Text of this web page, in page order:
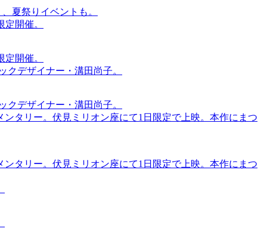
夏祭りイベントも。
開催。
開催。
デザイナー・溝田尚子。
デザイナー・溝田尚子。
タリー。伏見ミリオン座にて1日限定で上映。本作にまつ
タリー。伏見ミリオン座にて1日限定で上映。本作にまつ